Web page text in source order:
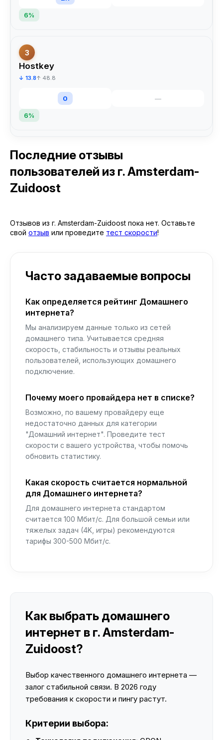
6%
3
Hostkey
↓ 13.8↑ 48.8
0 —
6%
Последние отзывы
пользователей из г. Amsterdam-
Zuidoost
Отзывов из г. Amsterdam-Zuidoost пока нет. Оставьте
свой отзыв или проведите тест скорости!
Часто задаваемые вопросы
Как определяется рейтинг Домашнего
интернета?
Мы анализируем данные только из сетей
домашнего типа. Учитывается средняя
скорость, стабильность и отзывы реальных
пользователей, использующих домашнего
подключение.
Почему моего провайдера нет в списке?
Возможно, по вашему провайдеру еще
недостаточно данных для категории
"Домашний интернет". Проведите тест
скорости с вашего устройства, чтобы помочь
обновить статистику.
Какая скорость считается нормальной
для Домашнего интернета?
Для домашнего интернета стандартом
считается 100 Мбит/с. Для большой семьи или
тяжелых задач (4K, игры) рекомендуются
тарифы 300-500 Мбит/с.
Как выбрать домашнего
интернет в г. Amsterdam-
Zuidoost?
Выбор качественного домашнего интернета —
залог стабильной связи. В 2026 году
требования к скорости и пингу растут.
Критерии выбора: